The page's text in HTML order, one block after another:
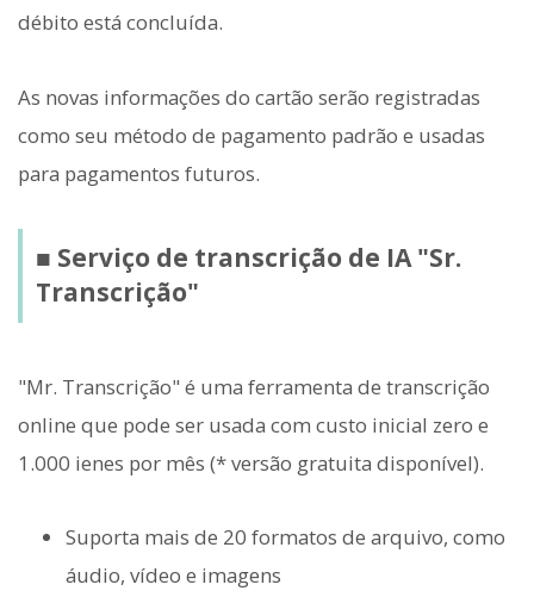
débito está concluída.
As novas informações do cartão serão registradas
como seu método de pagamento padrão e usadas
para pagamentos futuros.
■ Serviço de transcrição de IA "Sr.
Transcrição"
"Mr. Transcrição" é uma ferramenta de transcrição
online que pode ser usada com custo inicial zero e
1.000 ienes por mês (* versão gratuita disponível).
Suporta mais de 20 formatos de arquivo, como
áudio, vídeo e imagens